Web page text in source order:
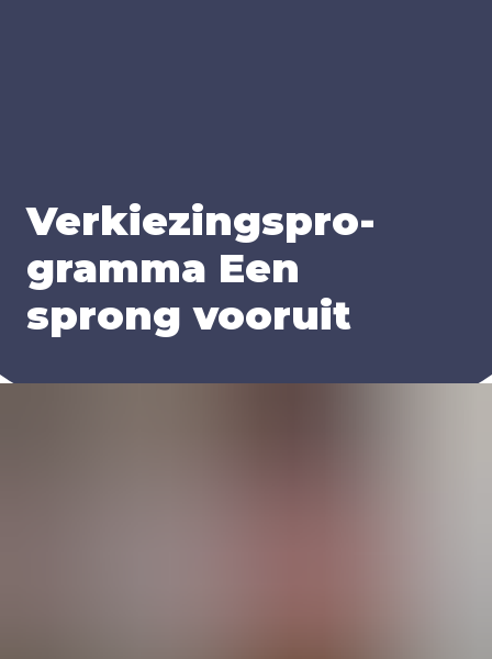
Ver­kie­zings­pro­
gram­ma Een
sprong voor­uit